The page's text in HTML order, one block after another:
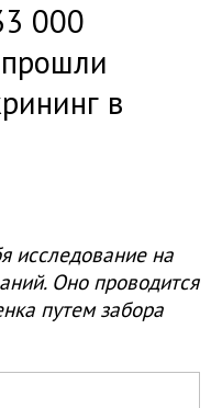
000
в
исследование на
Оно проводится
путем забора